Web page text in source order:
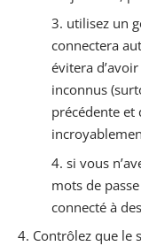
utilisez un
connectera
évitera
inconnus
précédente et
si vous
mots de
connecté à
Contrôlez que le